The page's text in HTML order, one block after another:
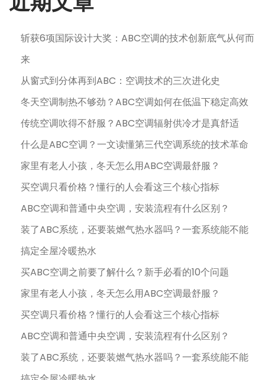
斩获6项国际设计大奖：ABC空调的技术创新底气从何而
来
从窗式到分体再到ABC：空调技术的三次进化史
冬天空调制热不够劲？ABC空调如何在低温下稳定高效
传统空调吹得不舒服？ABC空调辐射供冷才是真舒适
什么是ABC空调？一文读懂第三代空调系统的技术革命
家里有老人小孩，冬天怎么用ABC空调最舒服？
买空调只看价格？懂行的人会看这三个核心指标
ABC空调和普通中央空调，安装流程有什么区别？
装了ABC系统，还要装燃气热水器吗？一套系统能不能
搞定全屋冷暖热水
买ABC空调之前要了解什么？新手必看的10个问题
家里有老人小孩，冬天怎么用ABC空调最舒服？
买空调只看价格？懂行的人会看这三个核心指标
ABC空调和普通中央空调，安装流程有什么区别？
装了ABC系统，还要装燃气热水器吗？一套系统能不能